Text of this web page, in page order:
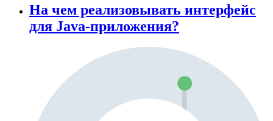
На чем реализовывать интерфейс
для Java-приложения?